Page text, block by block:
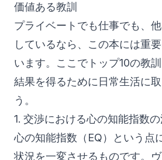
価値ある教訓
プライベートでも仕事でも、
しているなら、この本には重
います。ここでトップ10の教
結果を得るために日常生活に
う。
1. 交渉における心の知能指数の
心の知能指数（EQ）という点
状況を一変させるものです。